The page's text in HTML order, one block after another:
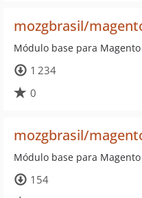
mozgbrasil/
Módulo base para Magento
1 234
0
mozgbrasil/
Módulo base para Magento
154